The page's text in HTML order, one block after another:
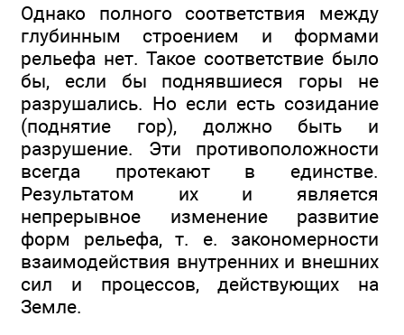
Однако полного соответствия между
глубинным строением и формами
рельефа нет. Такое соответствие было
бы, если бы поднявшиеся горы не
разрушались. Но если есть созидание
(поднятие гор), должно быть и
разрушение. Эти противоположности
всегда протекают в единстве.
Результатом их и является
непрерывное изменение развитие
форм рельефа, т. е. закономерности
взаимодействия внутренних и внешних
сил и процессов, действующих на
Земле.